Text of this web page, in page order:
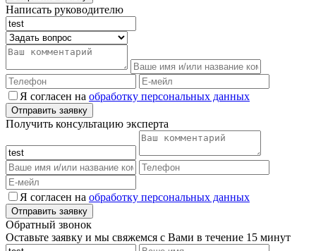
Написать руководителю
Я согласен на обработку персональных данных
Получить консультацию эксперта
Я согласен на обработку персональных данных
Обратный звонок
Оставьте заявку и мы свяжемся с Вами в течение 15 минут